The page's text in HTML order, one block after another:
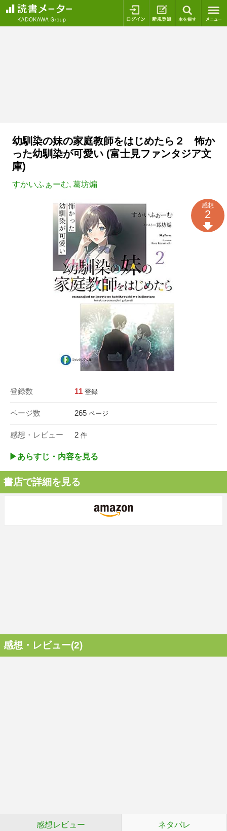
ログイン 新規登録
幼馴染の妹の家庭教師をはじめたら２ 怖か
った幼馴染が可愛い (富士見ファンタジア文
庫)
すかいふぁーむ, 葛坊煽
登録数 11 登録
ページ数 265 ページ
感想・レビュー 2 件
感想
2
▶︎あらすじ・内容を見る
書店で詳細を見る
感想・レビュー(2)
感想レビュー ネタバレ